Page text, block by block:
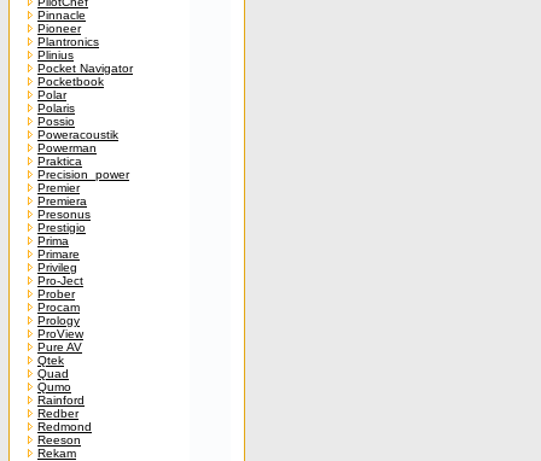
Pinnacle
Pioneer
Plantronics
Plinius
Pocket Navigator
Pocketbook
Polar
Polaris
Possio
Poweracoustik
Powerman
Praktica
Precision_power
Premier
Premiera
Presonus
Prestigio
Prima
Primare
Privileg
Pro-Ject
Prober
Procam
Prology
ProView
Pure AV
Qtek
Quad
Qumo
Rainford
Redber
Redmond
Reeson
Rekam